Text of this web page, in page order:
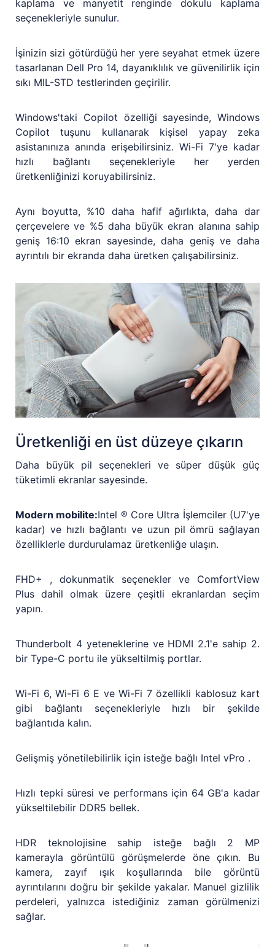
kaplama ve manyetit renginde dokulu kaplama
seçenekleriyle sunulur.
İşinizin sizi götürdüğü her yere seyahat etmek üzere
tasarlanan Dell Pro 14, dayanıklılık ve güvenilirlik için
sıkı MIL-STD testlerinden geçirilir.
Windows'taki Copilot özelliği sayesinde, Windows
Copilot tuşunu kullanarak kişisel yapay zeka
asistanınıza anında erişebilirsiniz. Wi-Fi 7'ye kadar
hızlı bağlantı seçenekleriyle her yerden
üretkenliğinizi koruyabilirsiniz.
Aynı boyutta, %10 daha hafif ağırlıkta, daha dar
çerçevelere ve %5 daha büyük ekran alanına sahip
geniş 16:10 ekran sayesinde, daha geniş ve daha
ayrıntılı bir ekranda daha üretken çalışabilirsiniz.
Üretkenliği en üst düzeye çıkarın
Daha büyük pil seçenekleri ve süper düşük güç
tüketimli ekranlar sayesinde.
Modern mobilite:Intel ® Core Ultra İşlemciler (U7'ye
kadar) ve hızlı bağlantı ve uzun pil ömrü sağlayan
özelliklerle durdurulamaz üretkenliğe ulaşın.
FHD+ , dokunmatik seçenekler ve ComfortView
Plus dahil olmak üzere çeşitli ekranlardan seçim
yapın.
Thunderbolt 4 yeteneklerine ve HDMI 2.1'e sahip 2.
bir Type-C portu ile yükseltilmiş portlar.
Wi-Fi 6, Wi-Fi 6 E ve Wi-Fi 7 özellikli kablosuz kart
gibi bağlantı seçenekleriyle hızlı bir şekilde
bağlantıda kalın.
Gelişmiş yönetilebilirlik için isteğe bağlı Intel vPro .
Hızlı tepki süresi ve performans için 64 GB'a kadar
yükseltilebilir DDR5 bellek.
HDR teknolojisine sahip isteğe bağlı 2 MP
kamerayla görüntülü görüşmelerde öne çıkın. Bu
kamera, zayıf ışık koşullarında bile görüntü
ayrıntılarını doğru bir şekilde yakalar. Manuel gizlilik
perdeleri, yalnızca istediğiniz zaman görülmenizi
sağlar.